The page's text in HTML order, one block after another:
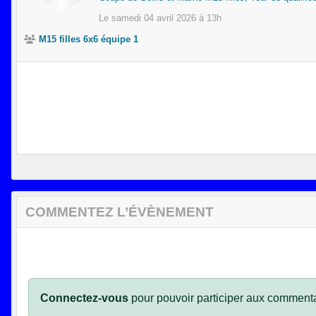
Le samedi 04 avril 2026 à 13h
M15 filles 6x6 équipe 1
COMMENTEZ L’ÉVÈNEMENT
Connectez-vous pour pouvoir participer aux